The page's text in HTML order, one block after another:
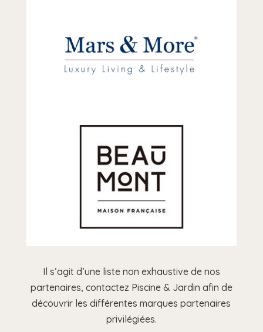
Il s’agit d’une liste non exhaustive de nos
partenaires, contactez Piscine & Jardin afin de
découvrir les différentes marques partenaires
privilégiées.